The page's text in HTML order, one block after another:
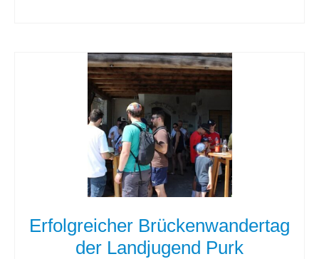
Erfolgreicher Brückenwandertag
der Landjugend Purk